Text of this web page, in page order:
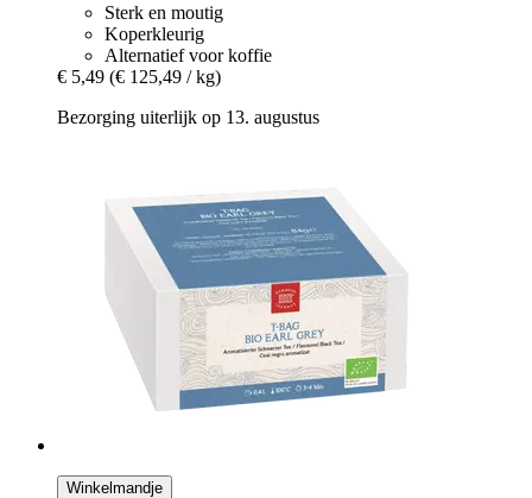
Sterk en moutig
Koperkleurig
Alternatief voor koffie
€ 5,49 (€ 125,49 / kg)
Bezorging uiterlijk op 13. augustus
Winkelmandje